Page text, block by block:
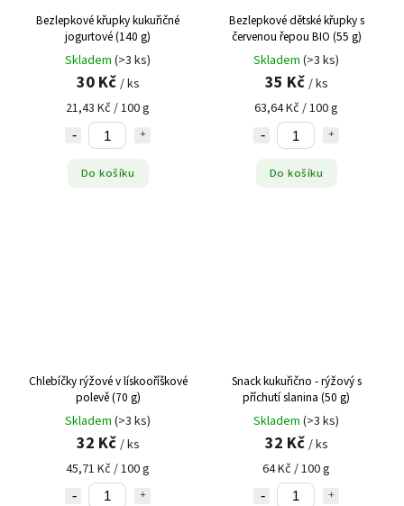
Bezlepkové křupky kukuřičné
jogurtové (140 g)
Skladem (>3 ks)
30 Kč / ks
21,43 Kč / 100 g
Do košíku
Bezlepkové dětské křupky s
červenou řepou BIO (55 g)
Skladem (>3 ks)
35 Kč / ks
63,64 Kč / 100 g
Do košíku
Chlebíčky rýžové v lískooříškové
polevě (70 g)
Skladem (>3 ks)
32 Kč / ks
45,71 Kč / 100 g
Snack kukuřično - rýžový s
příchutí slanina (50 g)
Skladem (>3 ks)
32 Kč / ks
64 Kč / 100 g